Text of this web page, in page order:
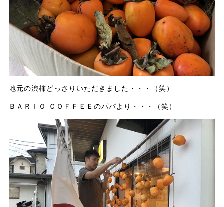
地元の渋柿どっさりいただきました・・・（笑）
ＢＡＲＩＯ ＣＯＦＦＥＥのパパより・・・（笑）